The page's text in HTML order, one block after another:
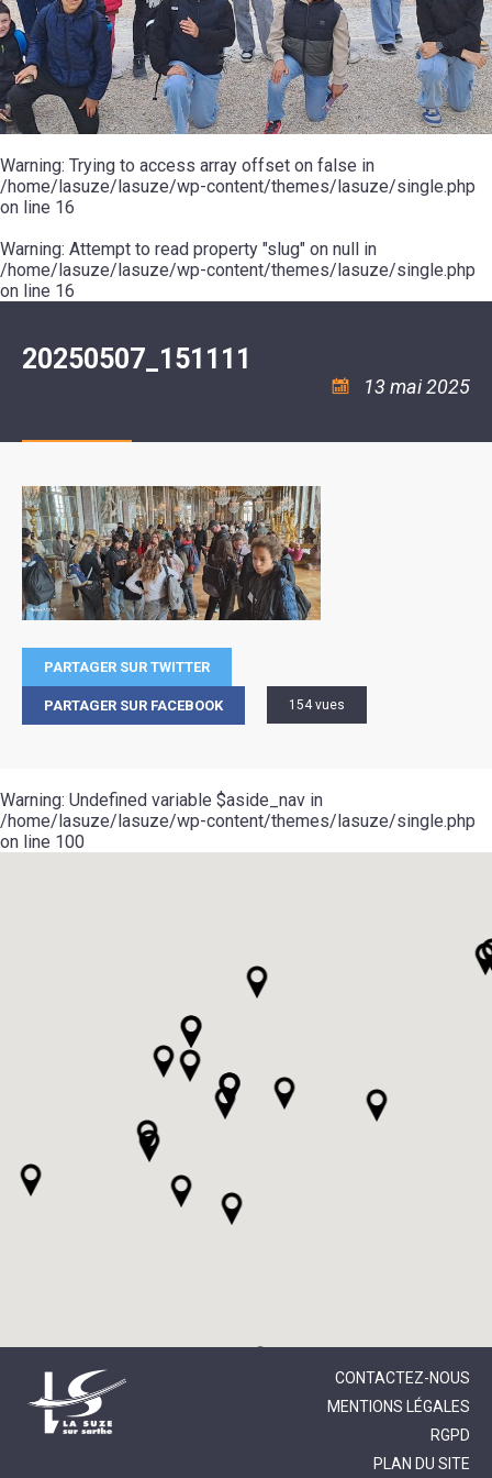
20ÈME
SIÈCLE
RÉUNIONS
DU
CONSEIL
MUNICIPAL
ARRÊTÉS
ET
DÉCISIONS
DU
MAIRE
MOT
DE
LA
MINORITÉ
LES
ÉCOLES
LE
COLLÈGE
ESPACE
JEUNES
11
18
:
ASSOCIATION
COULÉE
DOUCE
ENVIRONNEMENT
L'EAU
ET
L'ASSAINISSEMENT
RÉSIDENCE
AUTONOMIE
LE
CCAS
LA
POLICE
SÉCURITÉ
/
RISQUES
MAJEURS
DE
MUSIQUE
L'ÉCOLE
COMMUNAUTAIRE
DE
DANSE
PISCINE
ASSOCIATIONS
VOIE
VERTE
VISITES
ET
DÉCOUVERTES
LES
RANDONNÉES
LE
POUR
CAMPING-
CARS
TENTES
CARAVANES
LA
HALTE
FLUVIALE
LA
SUZE
Warning: Trying to access array offset on false in
/home/lasuze/lasuze/wp-content/themes/lasuze/single.php
on line 16
Warning: Attempt to read property "slug" on null in
/home/lasuze/lasuze/wp-content/themes/lasuze/single.php
on line 16
20250507_151111
13 mai 2025
PARTAGER SUR TWITTER
PARTAGER SUR FACEBOOK 154 vues
Warning: Undefined variable $aside_nav in
/home/lasuze/lasuze/wp-content/themes/lasuze/single.php
on line 100
CONTACTEZ-NOUS
MENTIONS LÉGALES
RGPD
PLAN DU SITE